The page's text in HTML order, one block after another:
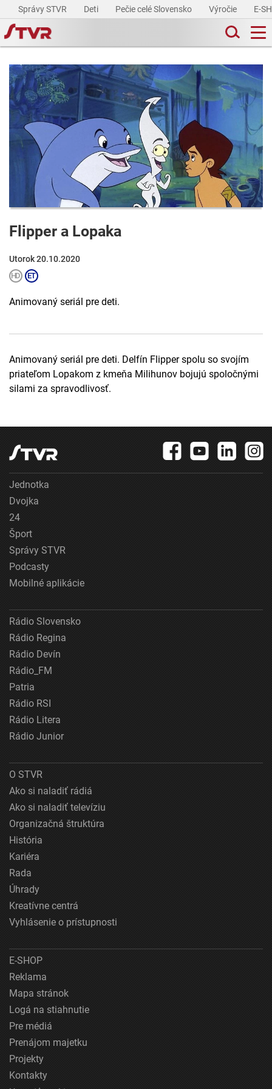
Správy STVR Deti Pečie celé Slovensko Výročie E-
Flipper a Lopaka
Utorok 20.10.2020
Animovaný seriál pre deti.
Animovaný seriál pre deti. Delfín Flipper spolu so svojím
priateľom Lopakom z kmeňa Milihunov bojujú spoločnými
silami za spravodlivosť.
Jednotka
Dvojka
24
Šport
Správy STVR
Podcasty
Mobilné aplikácie
Rádio Slovensko
Rádio Regina
Rádio Devín
Rádio_FM
Patria
Rádio RSI
Rádio Litera
Rádio Junior
O STVR
Ako si naladiť rádiá
Ako si naladiť televíziu
Organizačná štruktúra
História
Kariéra
Rada
Úhrady
Kreatívne centrá
Vyhlásenie o prístupnosti
E-SHOP
Reklama
Mapa stránok
Logá na stiahnutie
Pre médiá
Prenájom majetku
Projekty
Kontakty